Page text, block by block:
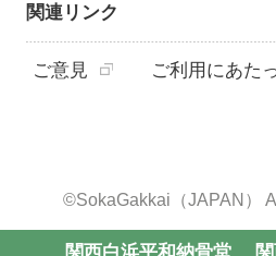
関連リンク
ご意見 ご利用にあた
©SokaGakkai（JAPAN）